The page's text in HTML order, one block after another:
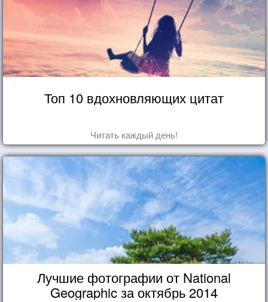
Топ 10 вдохновляющих цитат
Читать каждый день!
Лучшие фотографии от National
Geographic за октябрь 2014